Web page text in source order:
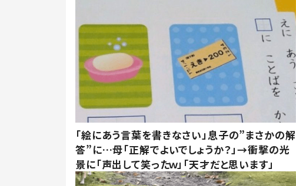
「絵にあう言葉を書きなさい」息子の”まさかの解
答”に…母「正解でよいでしょうか？」→衝撃の光
景に「声出して笑ったｗ」「天才だと思います」